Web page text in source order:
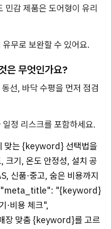
민감 제품은 도어형이 유리
무로 보완할 수 있어요.
은 무엇인가요?
선, 바닥 수평을 먼저 점검
정 리스크를 포함하세요.
는 {keyword} 선택법을
크기, 온도 안정성, 설치 공
신품·중고, 숨은 비용까지
"meta_title": "{keyword}
·비용 체크",
맞춤 {keyword}를 고르